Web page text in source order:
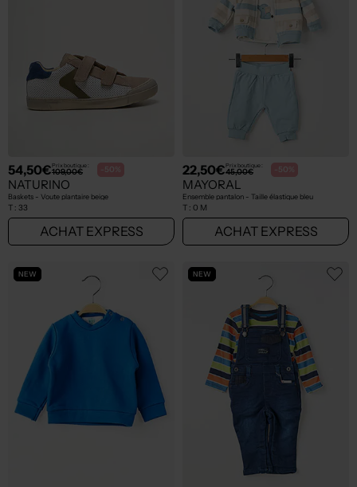
54,50€Prix boutique :
109,00€ -50%
NATURINO
Baskets - Voute plantaire beige
T : 33
ACHAT EXPRESS
22,50€Prix boutique :
45,00€ -50%
MAYORAL
Ensemble pantalon - Taille élastique bleu
T : 0 M
ACHAT EXPRESS
NEW NEW